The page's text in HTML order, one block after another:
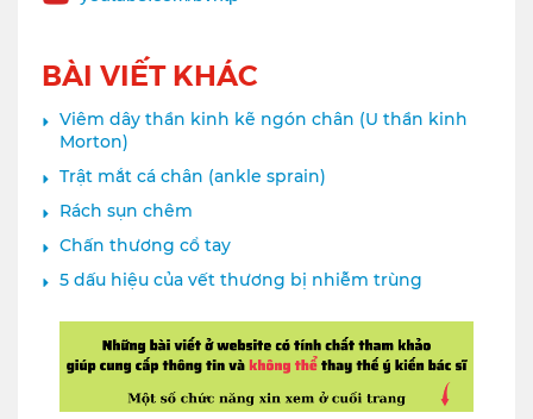
BÀI VIẾT KHÁC
Viêm dây thần kinh kẽ ngón chân (U thần kinh
Morton)
Trật mắt cá chân (ankle sprain)
Rách sụn chêm
Chấn thương cổ tay
5 dấu hiệu của vết thương bị nhiễm trùng